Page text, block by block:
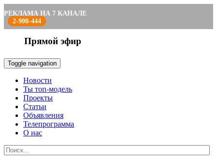
РЕКЛАМА НА 7 КАНАЛЕ
2-900-444
Прямой эфир
Toggle navigation
Новости
Ты топ-модель
Проекты
Статьи
Объявления
Телепрограмма
О нас